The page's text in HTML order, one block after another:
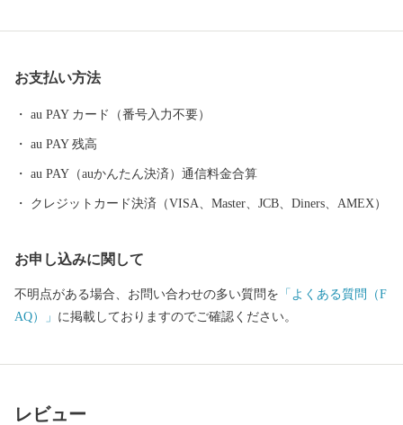
市の製品が採用されるなど、燕製品は高い評価を受けています。
工芸品の鎚起銅器、美味しいお米をはじめとした農産物も多数取
りそろえております。燕産品で、日々の生活にアクセントをつけ
てみてはいかがですか？
お支払い方法
au PAY カード（番号入力不要）
au PAY 残高
au PAY（auかんたん決済）通信料金合算
クレジットカード決済（VISA、Master、JCB、Diners、AMEX）
お申し込みに関して
不明点がある場合、お問い合わせの多い質問を 「よくある質問（F
AQ）」 に掲載しておりますのでご確認ください。
レビュー